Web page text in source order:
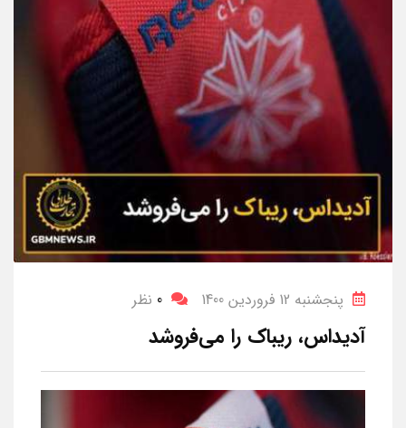
پنجشنبه 12 فروردین 1400 0 نظر
آدیداس، ریباک را می‌فروشد